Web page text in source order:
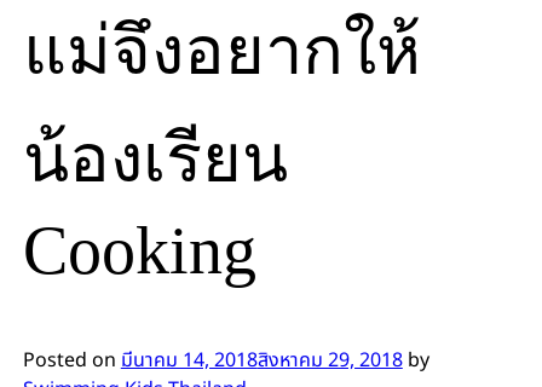
แม่จึงอยากให้
น้องเรียน
Cooking
Posted onมีนาคม 14, 2018สิงหาคม 29, 2018by